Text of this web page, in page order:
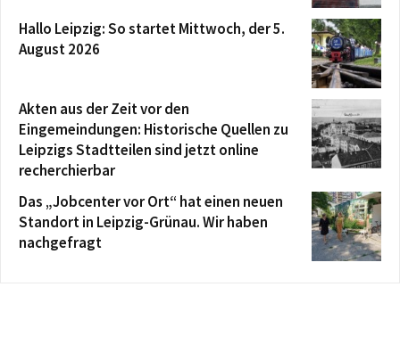
Hallo Leipzig: So startet Mittwoch, der 5.
August 2026
Akten aus der Zeit vor den
Eingemeindungen: Historische Quellen zu
Leipzigs Stadtteilen sind jetzt online
recherchierbar
Das „Jobcenter vor Ort“ hat einen neuen
Standort in Leipzig-Grünau. Wir haben
nachgefragt